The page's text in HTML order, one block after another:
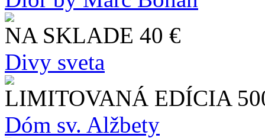
NA SKLADE 40 €
Divy sveta
LIMITOVANÁ EDÍCIA
Dóm sv. Alžbety